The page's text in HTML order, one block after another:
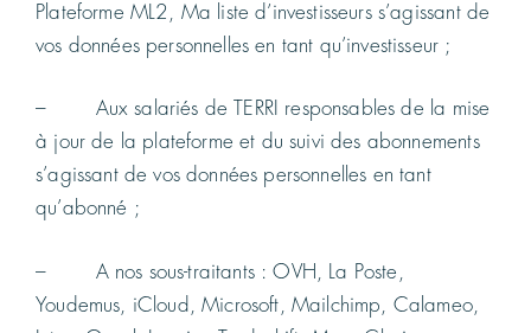
Plateforme ML2, Ma liste d’investisseurs s’agissant de
vos données personnelles en tant qu’investisseur ;
– Aux salariés de TERRI responsables de la mise
à jour de la plateforme et du suivi des abonnements
s’agissant de vos données personnelles en tant
qu’abonné ;
– A nos sous-traitants : OVH, La Poste,
Youdemus, iCloud, Microsoft, Mailchimp, Calameo,